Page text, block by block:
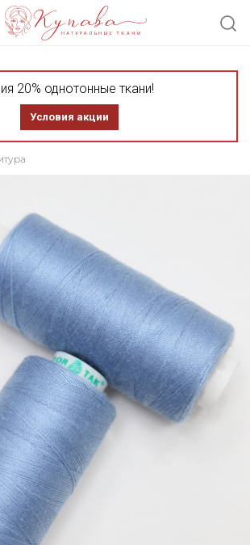
20% однотонные ткани!
Условия акции